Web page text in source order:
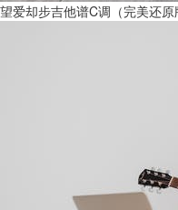
望爱却步吉他谱C调（完美还